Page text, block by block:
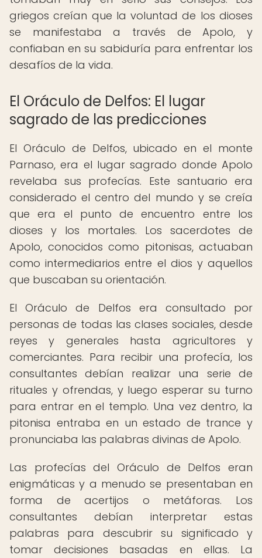
griegos creían que la voluntad de los dioses
se manifestaba a través de Apolo, y
confiaban en su sabiduría para enfrentar los
desafíos de la vida.
El Oráculo de Delfos: El lugar
sagrado de las predicciones
El Oráculo de Delfos, ubicado en el monte
Parnaso, era el lugar sagrado donde Apolo
revelaba sus profecías. Este santuario era
considerado el centro del mundo y se creía
que era el punto de encuentro entre los
dioses y los mortales. Los sacerdotes de
Apolo, conocidos como pitonisas, actuaban
como intermediarios entre el dios y aquellos
que buscaban su orientación.
El Oráculo de Delfos era consultado por
personas de todas las clases sociales, desde
reyes y generales hasta agricultores y
comerciantes. Para recibir una profecía, los
consultantes debían realizar una serie de
rituales y ofrendas, y luego esperar su turno
para entrar en el templo. Una vez dentro, la
pitonisa entraba en un estado de trance y
pronunciaba las palabras divinas de Apolo.
Las profecías del Oráculo de Delfos eran
enigmáticas y a menudo se presentaban en
forma de acertijos o metáforas. Los
consultantes debían interpretar estas
palabras para descubrir su significado y
tomar decisiones basadas en ellas. La